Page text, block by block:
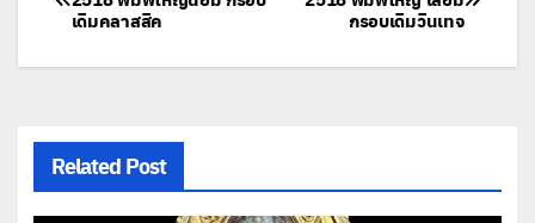
เรื่อง
กรอบเดิมวินเทจ
เดิมคลาสสิค
Related Post